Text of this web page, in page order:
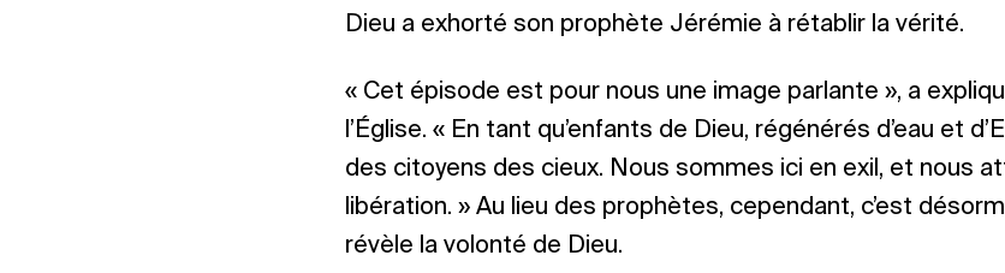
Dieu a exhorté son prophète Jérémie à rétablir la vérité.
« Cet épisode est pour nous une image parlante », a
l’Église. « En tant qu’enfants de Dieu, régénérés d’eau et
des citoyens des cieux. Nous sommes ici en exil, et nous
libération. » Au lieu des prophètes, cependant, c’est
révèle la volonté de Dieu.